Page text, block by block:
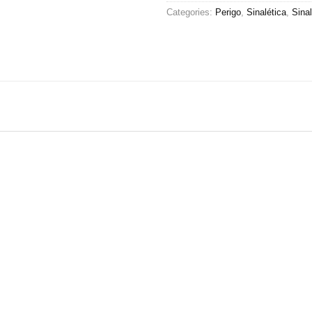
Categories: Perigo, Sinalética,